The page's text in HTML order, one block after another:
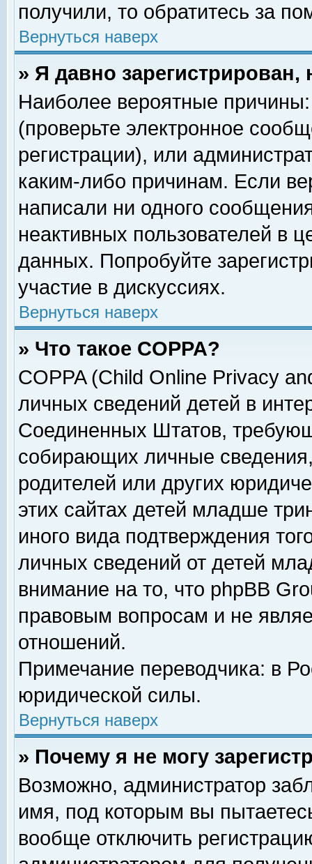
получили, то обратитесь за
Вернуться наверх
» Я давно
Наиболее вероятные
(проверьте электронное
регистрации), или
каким-либо причинам. Если
написали ни одного
неактивных пользователей в
данных. Попробуйте
участие в дискуссиях.
Вернуться наверх
» Что такое COPPA?
COPPA (Child Online Privacy
личных сведений детей в
Соединенных Штатов,
собирающих личные
родителей или других
этих сайтах детей младше
иного вида подтверждения
личных сведений от детей
внимание на то, что phpBB
правовым вопросам и не
отношений.
Примечание переводчика: в
юридической силы.
Вернуться наверх
» Почему я не могу
Возможно, администратор
имя, под которым вы
вообще отключить